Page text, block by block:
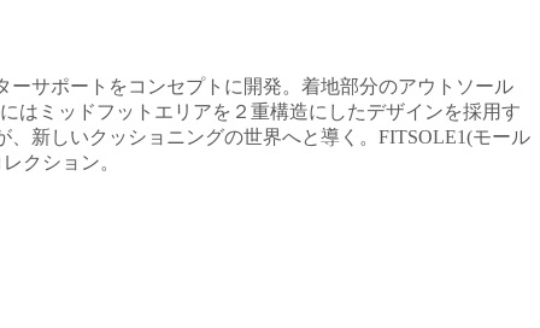
サポートをコンセプトに開発。着地部分のアウトソール
はミッドフットエリアを２重構造にしたデザインを採用す
新しいクッショニングの世界へと導く。FITSOLE1(モール
クション。